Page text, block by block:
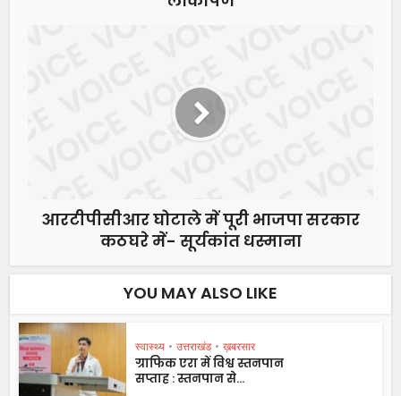
आरटीपीसीआर घोटाले में पूरी भाजपा सरकार
कठघरे में- सूर्यकांत धस्माना
YOU MAY ALSO LIKE
स्वास्थ्य • उत्तराखंड • ख़बरसार
ग्राफिक एरा में विश्व स्तनपान
सप्ताह : स्तनपान से...